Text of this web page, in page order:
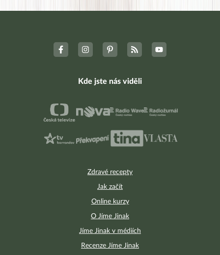
Zdravé recepty
Jak začít
Online kurzy
O Jíme Jinak
Jíme Jinak v médiích
Recenze Jíme Jinak
Kde jste nás viděli